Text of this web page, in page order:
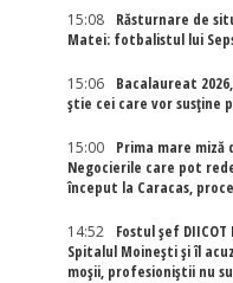
15:08
Răsturnare de
Matei: fotbalistul lui
15:06
Bacalaureat
știe cei care vor susține
15:00
Prima mare miză
Negocierile care pot
început la Caracas,
14:52
Fostul șef
Spitalul Moinești și îl
moșii, profesioniștii nu